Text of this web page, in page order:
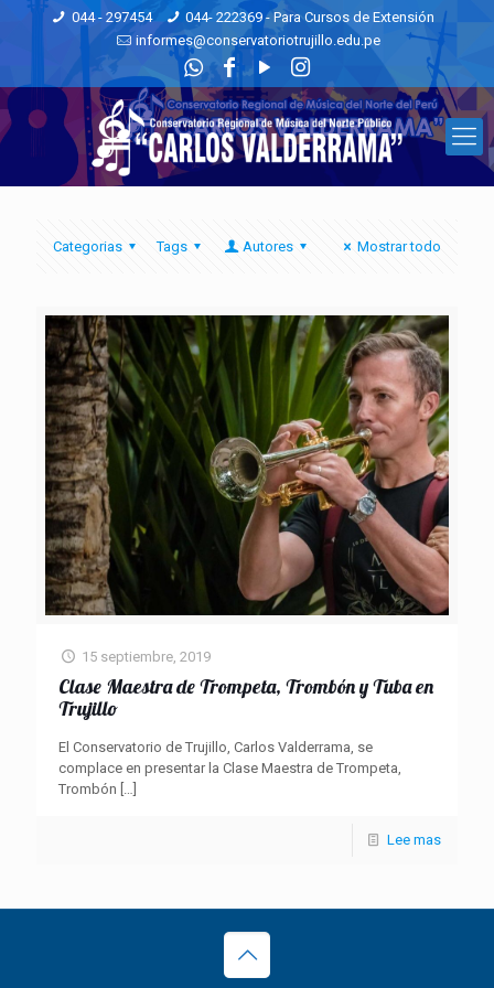
044 - 297454
044- 222369 - Para Cursos de Extensión
informes@conservatoriotrujillo.edu.pe
Categorias Tags Autores Mostrar todo
15 septiembre, 2019
Clase Maestra de Trompeta, Trombón y Tuba en
Trujillo
El Conservatorio de Trujillo, Carlos Valderrama, se
complace en presentar la Clase Maestra de Trompeta,
Trombón […]
Lee mas